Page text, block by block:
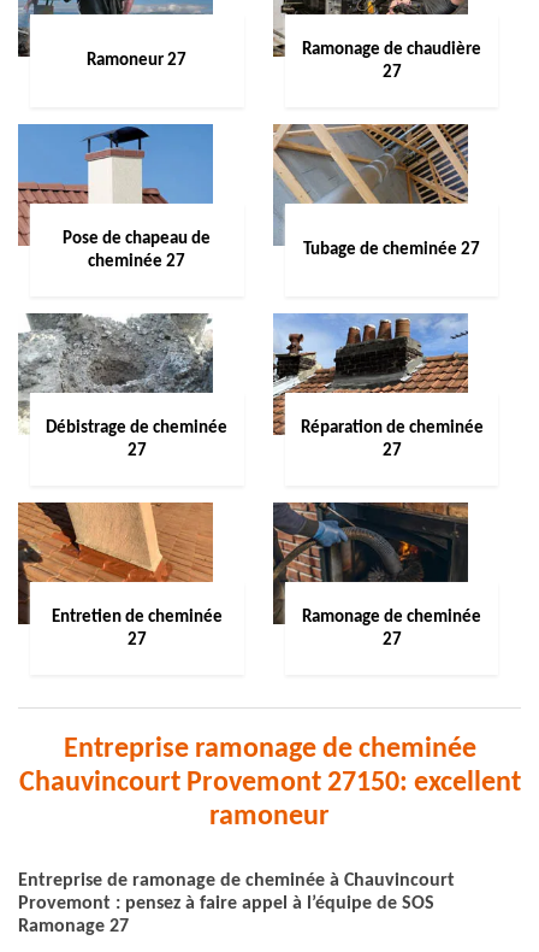
Ramoneur 27
Ramonage de chaudière
27
Pose de chapeau de
cheminée 27
Tubage de cheminée 27
Débistrage de cheminée
27
Réparation de cheminée
27
Entretien de cheminée
27
Ramonage de cheminée
27
Entreprise ramonage de cheminée
Chauvincourt Provemont 27150: excellent
ramoneur
Entreprise de ramonage de cheminée à Chauvincourt
Provemont : pensez à faire appel à l’équipe de SOS
Ramonage 27